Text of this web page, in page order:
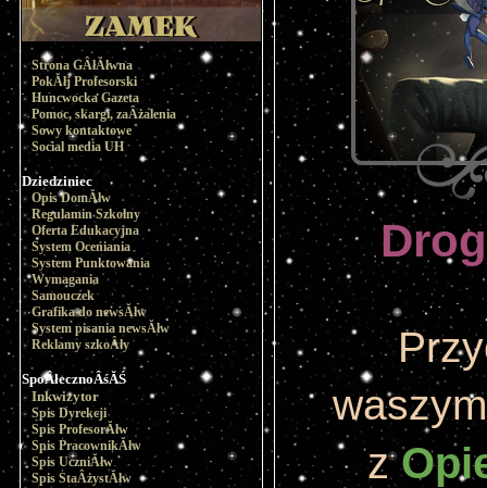
Strona GÂłĂłwna
PokĂłj Profesorski
Huncwocka Gazeta
Pomoc, skargi, zaÂżalenia
Sowy kontaktowe
Social media UH
Dziedziniec
Opis DomĂłw
Regulamin Szkolny
Oferta Edukacyjna
System Oceniania
System Punktowania
Wymagania
Samouczek
Grafika do newsĂłw
System pisania newsĂłw
Reklamy szkoÂły
SpoÂłecznoÂśĂŚ
Inkwizytor
Spis Dyrekcji
Spis ProfesorĂłw
Spis PracownikĂłw
Spis UczniĂłw
Spis StaÂżystĂłw
z